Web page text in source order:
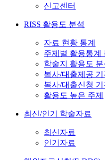
신고센터
RISS 활용도 분석
자료 현황 통계
주제별 활용통계
학술지 활용도 분
복사/대출제공 기
복사/대출신청 기
활용도 높은 주제
최신/인기 학술자료
최신자료
인기자료